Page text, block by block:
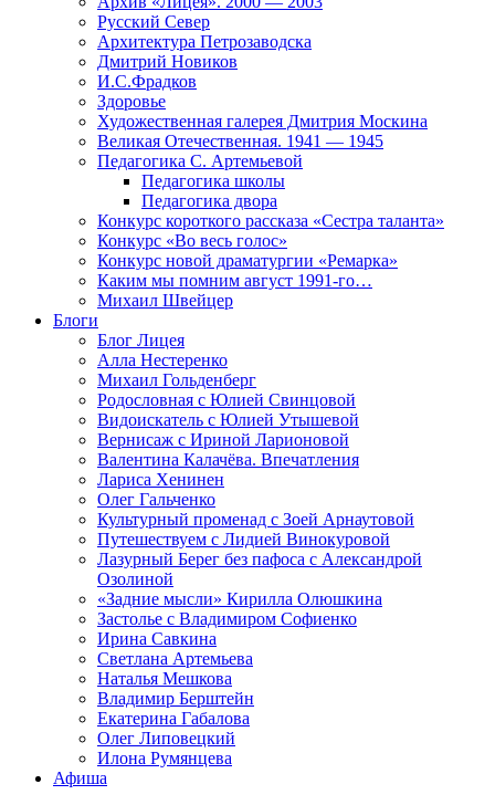
Русский Север
Архитектура Петрозаводска
Дмитрий Новиков
И.С.Фрадков
Здоровье
Художественная галерея Дмитрия Москина
Великая Отечественная. 1941 — 1945
Педагогика С. Артемьевой
Педагогика школы
Педагогика двора
Конкурс короткого рассказа «Сестра таланта»
Конкурс «Во весь голос»
Конкурс новой драматургии «Ремарка»
Каким мы помним август 1991-го…
Михаил Швейцер
Блоги
Блог Лицея
Алла Нестеренко
Михаил Гольденберг
Родословная с Юлией Свинцовой
Видоискатель с Юлией Утышевой
Вернисаж с Ириной Ларионовой
Валентина Калачёва. Впечатления
Лариса Хенинен
Олег Гальченко
Культурный променад с Зоей Арнаутовой
Путешествуем с Лидией Винокуровой
Лазурный Берег без пафоса с Александрой
Озолиной
«Задние мысли» Кирилла Олюшкина
Застолье с Владимиром Софиенко
Ирина Савкина
Светлана Артемьева
Наталья Мешкова
Владимир Берштейн
Екатерина Габалова
Олег Липовецкий
Илона Румянцева
Афиша